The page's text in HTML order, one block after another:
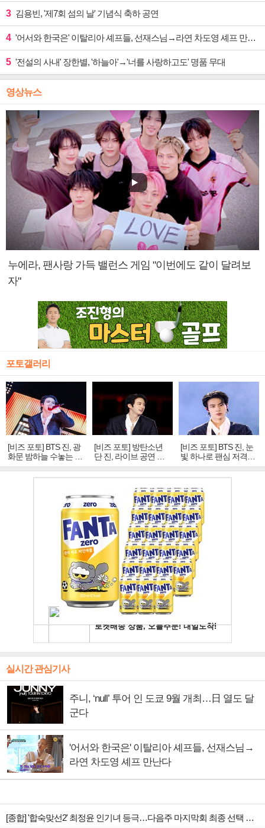
3 김용빈, '제7회 섬의 날' 기념식 축하 공연
4 '어서와 한국은' 이탈리아 셰프들, 선재스님→라연 차도영 셰프 만난다
5 '전설의 사내' 장한별, '하늘아'→'너를 사랑하고도' 명품 무대
영상뉴스
누에라, 팬사랑 가득 밸런스 게임 "이번에도 같이 달려보
자"
포토갤러리
[비즈 포토] BTS 진, 광
화문 밤하늘 수놓는 '비
주얼 킹'의 열창
[비즈 포토] 방탄소년
단 진, 라이브 공연 중
빛나는 독보적 아우라
[비즈 포토] BTS 진, 눈
빛 하나로 팬심 저격…
독보적 카리스마
실시간 관심기사
주니, ‘null’ 투어 인 도쿄 9월 개최…日 열도 달
군다
'어서와 한국은' 이탈리아 셰프들, 선재스님→
라연 차도영 셰프 만난다
[종합] '합숙맞선2' 최정윤 인기녀 등극…다음주 마지막회 최종 선택 예고